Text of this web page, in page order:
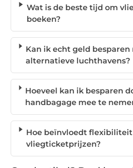
Wat is de beste tijd om
boeken?
Kan ik echt geld besparen
alternatieve luchthavens?
Hoeveel kan ik besparen
handbagage mee te
Hoe beïnvloedt
vliegticketprijzen?